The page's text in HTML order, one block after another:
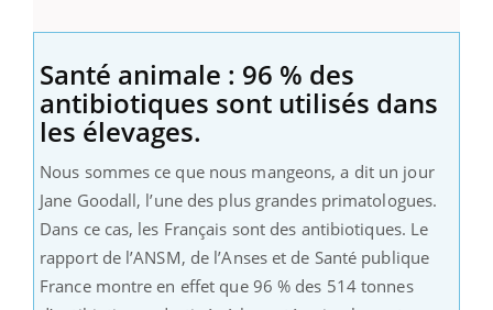
Santé animale : 96 % des
antibiotiques sont utilisés dans
les élevages.
Nous sommes ce que nous mangeons, a dit un jour
Jane Goodall, l’une des plus grandes primatologues.
Dans ce cas, les Français sont des antibiotiques. Le
rapport de l’ANSM, de l’Anses et de Santé publique
France montre en effet que 96 % des 514 tonnes